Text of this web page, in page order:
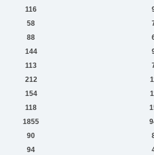
116
58
88
144
113
212
154
118
1855
90
94